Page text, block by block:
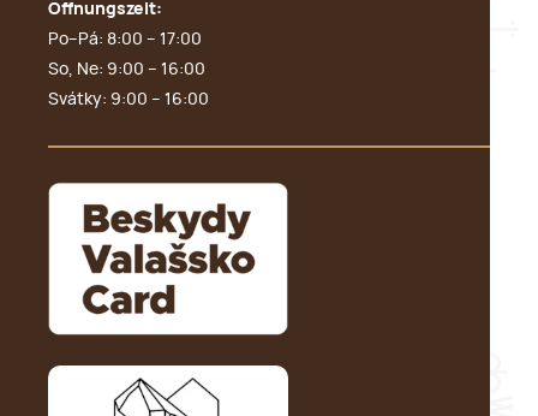
Öffnungszeit:
Po–Pá: 8:00 – 17:00
So, Ne: 9:00 – 16:00
Svátky: 9:00 – 16:00